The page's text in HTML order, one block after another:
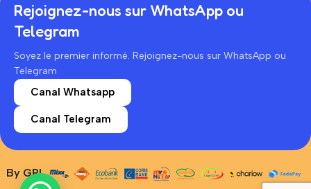
Rejoignez-nous sur WhatsApp ou
Telegram
Soyez le premier informé. Rejoignez-nous sur WhatsApp ou
Telegram
Canal Whatsapp
Canal Telegram
By GRL